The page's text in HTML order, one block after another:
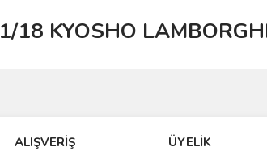
1/18 KYOSHO
ALIŞVERİŞ ÜYELİK